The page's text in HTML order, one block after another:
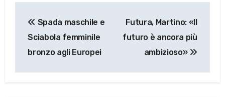
articoli
Spada maschile e
Sciabola femminile
bronzo agli Europei
Futura, Martino: «Il
futuro è ancora più
ambizioso»